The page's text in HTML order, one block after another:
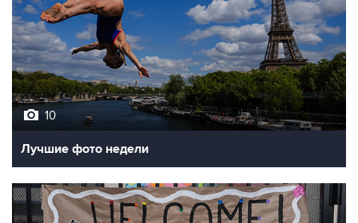
10
Лучшие фото недели